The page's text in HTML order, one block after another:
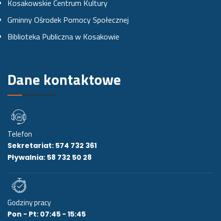
k
u
a
m
i
Kosakowskie Centrum Kultury
Gminny Ośrodek Pomocy Społecznej
Biblioteka Publiczna w Kosakowie
Dane kontaktowe
Telefon
Sekretariat: 574 732 361
Pływalnia: 58 732 50 28
Godziny pracy
Pon - Pt: 07:45 - 15:45